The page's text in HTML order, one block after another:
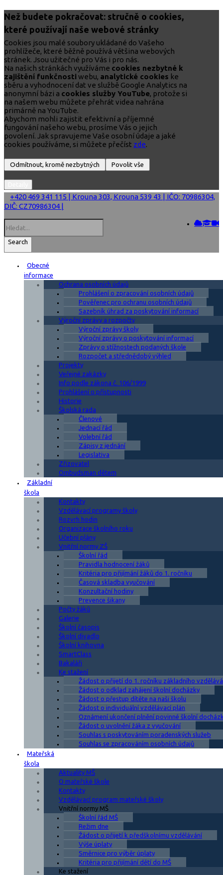
Než budete pokračovat: stručně o cookies,
které používají naše webové stránky
Cookies jsou malé soubory ukládané do Vašeho
prohlížeče, které běžně používá většina webových
stránek. Jsou užitečné pro Vás i pro nás.
Na našich stránkách využíváme cookies nezbytné k
zajištění funkčnosti webu, analytické cookies ke
sběru a vyhodnocení dat ve službě Google Analytics na
anonymní bázi a cookies služby YouTube, protože si
na našem webu můžete přehrát videa nahrána
primárně na YouTube.
Abychom mohli zajistit efektivní a příjemné
fungování našeho webu, prosíme Vás o jejich
povolení. Jak spravujeme Vaše osobní údaje a jaké
cookies používáme, si můžete přečíst zde.
+420 469 341 115 | Krouna 303, Krouna 539 43 | IČO: 70986304,
DIČ: CZ70986304 |
Search
Obecné
informace
Ochrana osobních údajů
Prohlášení o zpracování osobních údajů
Pověřenec pro ochranu osobních údajů
Sazebník úhrad za poskytování informací
Výroční zprávy a rozpočty
Výroční zprávy školy
Výroční zprávy o poskytování informací
Zprávy o stížnostech podaných škole
Rozpočet a střednědobý výhled
Projekty
Veřejné zakázky
Info podle zákona č. 106/1999
Prohlášení o přístupnosti
Historie
Školská rada
Členové
Jednací řád
Volební řád
Zápisy z jednání
Legislativa
Zřizovatel
Ombudsman dětem
Základní
škola
Kontakty
Vzdělávací programy školy
Rozvrh hodin
Organizace školního roku
Učební plány
Vnitřní normy ZŠ
Školní řád
Pravidla hodnocení žáků
Kritéria pro přijímání žáků do 1. ročníku
Časová skladba vyučování
Konzultační hodiny
Prevence šikany
Počty žáků
Galerie
Školní časopis
Školní divadlo
Školní knihovna
SmartClass
Bakaláři
Ke stažení
Žádost o přijetí do 1. ročníku základního
Žádost o odklad zahájení školní docházky
Žádost o přestup dítěte na naši školu
Žádost o individuální vzdělávací plán
Oznámení ukončení plnění povinné školní
Žádost o uvolnění žáka z vyučování
Souhlas s poskytováním poradenských služeb
Souhlas se zpracováním osobních údajů
Mateřská
škola
Aktuality MŠ
O mateřské škole
Kontakty
Vzdělávací program mateřské školy
Vnitřní normy MŠ
Školní řád MŠ
Režim dne
Žádost o přijetí k předškolnímu vzdělávání
Výše úplaty
Směrnice pro výběr úplaty
Kritéria pro přijímání dětí do MŠ
Ke stažení